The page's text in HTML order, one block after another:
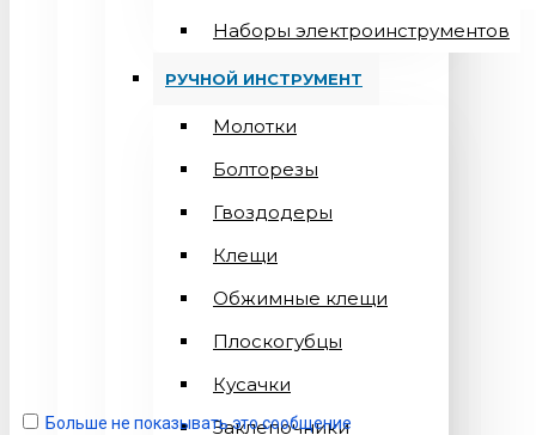
Наборы электроинструментов
РУЧНОЙ ИНСТРУМЕНТ
Молотки
Болторезы
Гвоздодеры
Клещи
Обжимные клещи
Плоскогубцы
Кусачки
Заклепочники
Больше не показывать это сообщение